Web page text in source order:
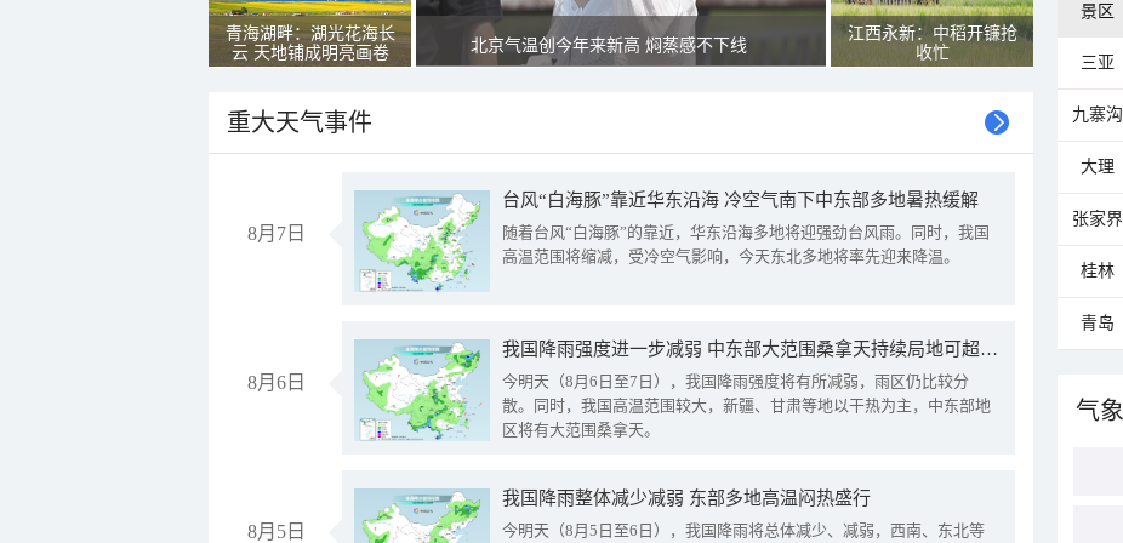
青海湖畔：湖光花海长
云 天地铺成明亮画卷
北京气温创今年来新高 焖蒸感不下线
江西永新：中稻开镰抢
收忙
重大天气事件
8月7日
台风“白海豚”靠近华东沿海 冷空气南下中东部多地暑热缓解
随着台风“白海豚”的靠近，华东沿海多地将迎强劲台风雨。同时，我国
高温范围将缩减，受冷空气影响，今天东北多地将率先迎来降温。
8月6日
我国降雨强度进一步减弱 中东部大范围桑拿天持续局地可超38℃
今明天（8月6日至7日），我国降雨强度将有所减弱，雨区仍比较分
散。同时，我国高温范围较大，新疆、甘肃等地以干热为主，中东部地
区将有大范围桑拿天。
8月5日
我国降雨整体减少减弱 东部多地高温闷热盛行
今明天（8月5日至6日），我国降雨将总体减少、减弱，西南、东北等
景区
三亚
九寨沟
大理
张家界
桂林
青岛
气